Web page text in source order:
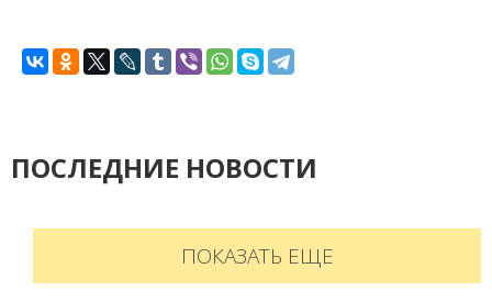
ПОСЛЕДНИЕ НОВОСТИ
ПОКАЗАТЬ ЕЩЕ